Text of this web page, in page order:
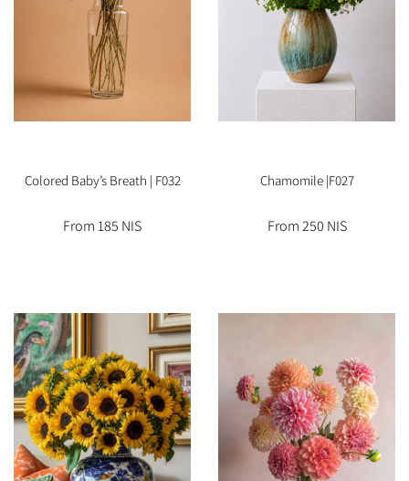
Chamomile |F027
From 250 NIS
Colored Baby’s Breath | F032
From 185 NIS